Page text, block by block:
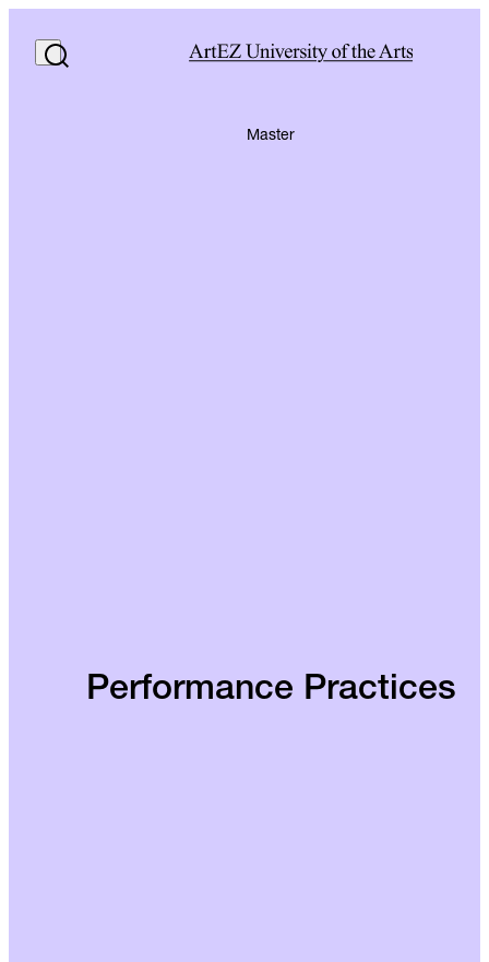
Master
Performance Practices